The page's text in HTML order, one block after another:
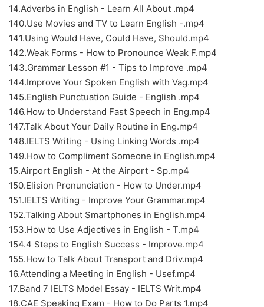
14.Adverbs in English - Learn All About .mp4
140.Use Movies and TV to Learn English -.mp4
141.Using Would Have, Could Have, Should.mp4
142.Weak Forms - How to Pronounce Weak F.mp4
143.Grammar Lesson #1 - Tips to Improve .mp4
144.Improve Your Spoken English with Vag.mp4
145.English Punctuation Guide - English .mp4
146.How to Understand Fast Speech in Eng.mp4
147.Talk About Your Daily Routine in Eng.mp4
148.IELTS Writing - Using Linking Words .mp4
149.How to Compliment Someone in English.mp4
15.Airport English - At the Airport - Sp.mp4
150.Elision Pronunciation - How to Under.mp4
151.IELTS Writing - Improve Your Grammar.mp4
152.Talking About Smartphones in English.mp4
153.How to Use Adjectives in English - T.mp4
154.4 Steps to English Success - Improve.mp4
155.How to Talk About Transport and Driv.mp4
16.Attending a Meeting in English - Usef.mp4
17.Band 7 IELTS Model Essay - IELTS Writ.mp4
18.CAE Speaking Exam - How to Do Parts 1.mp4